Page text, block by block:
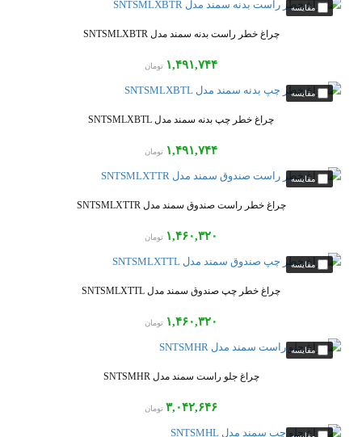
چراغ خطر راست بدنه سمند مدل SNTSMLXBTR
۱,۴۹۱,۷۴۴ تومان
چراغ خطر چپ بدنه سمند مدل SNTSMLXBTL
۱,۴۹۱,۷۴۴ تومان
چراغ خطر راست صندوق سمند مدل SNTSMLXTTR
۱,۴۶۰,۳۲۰ تومان
چراغ خطر چپ صندوق سمند مدل SNTSMLXTTL
۱,۴۶۰,۳۲۰ تومان
چراغ جلو راست سمند مدل SNTSMHR
۳,۰۴۲,۶۴۶ تومان